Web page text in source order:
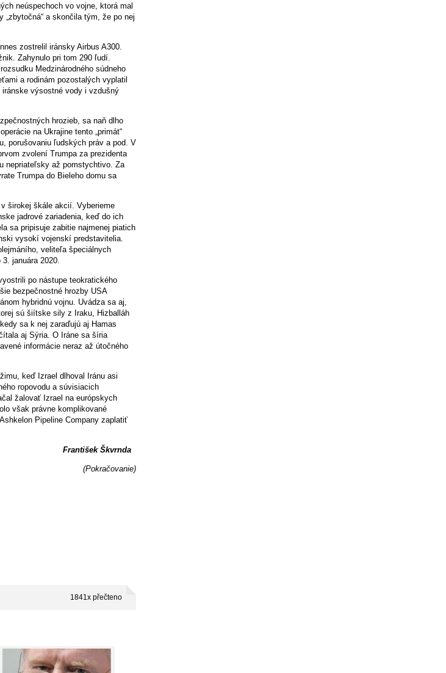
neúspechoch vo vojne, ktorá mal
a skončila tým, že po nej
zostrelil iránsky Airbus A300.
Zahynulo pri tom 290 ľudí.
Medzinárodného súdneho
a rodinám pozostalých vyplatil
výsostné vody i vzdušný
hrozieb, sa naň dlho
na Ukrajine tento „primát“
porušovaniu ľudských práv a pod. V
zvolení Trumpa za prezidenta
nepriateľsky až pomstychtivo. Za
Trumpa do Bieleho domu sa
širokej škále akcií. Vyberieme
jadrové zariadenia, keď do ich
sa pripisuje zabitie najmenej piatich
vysokí vojenskí predstavitelia.
veliteľa špeciálnych
januára 2020.
po nástupe teokratického
bezpečnostné hrozby USA
hybridnú vojnu. Uvádza sa aj,
sú šiítske sily z Iraku, Hizballáh
sa k nej zaraďujú aj Hamas
aj Sýria. O Iráne sa šíria
informácie neraz až útočného
keď Izrael dlhoval Iránu asi
ropovodu a súvisiacich
žalovať Izrael na európskych
však právne komplikované
Pipeline Company zaplatiť
František Škvrnda
(Pokračovanie)
1841x přečteno